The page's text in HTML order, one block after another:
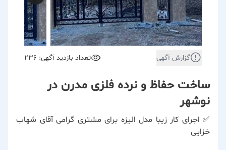
گزارش آگهی تعداد بازدید آگهی: 236
ساخت حفاظ و نرده فلزی مدرن در
نوشهر
✅ اجرای کار زیبا مدل الیزه برای مشتری گرامی آقای شهاب
خزایی